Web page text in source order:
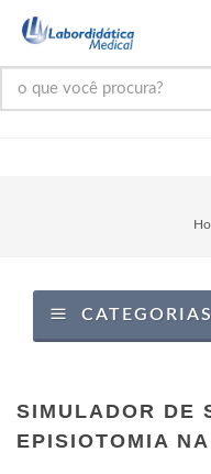
CATEGORIAS
SIMULADOR DE
EPISIOTOMIA